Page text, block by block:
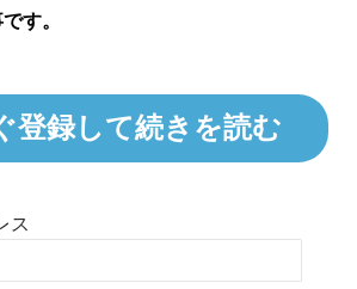
す。
登録して続きを読む
ス